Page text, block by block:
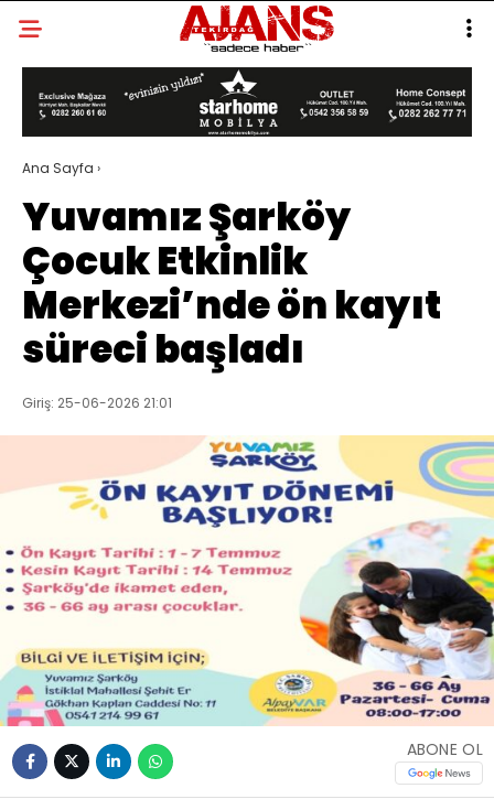
Ana Sayfa ›
Yuvamız Şarköy
Çocuk Etkinlik
Merkezi’nde ön kayıt
süreci başladı
Giriş: 25-06-2026 21:01
ABONE OL